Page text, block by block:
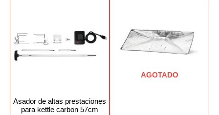
Asador de altas prestaciones
para kettle carbon 57cm
AGOTADO